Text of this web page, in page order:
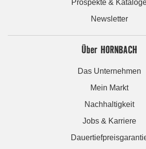
Prospekte &
Newsletter
Über HORNBACH
Das Unternehmen
Mein Markt
Nachhaltigkeit
Jobs & Karriere